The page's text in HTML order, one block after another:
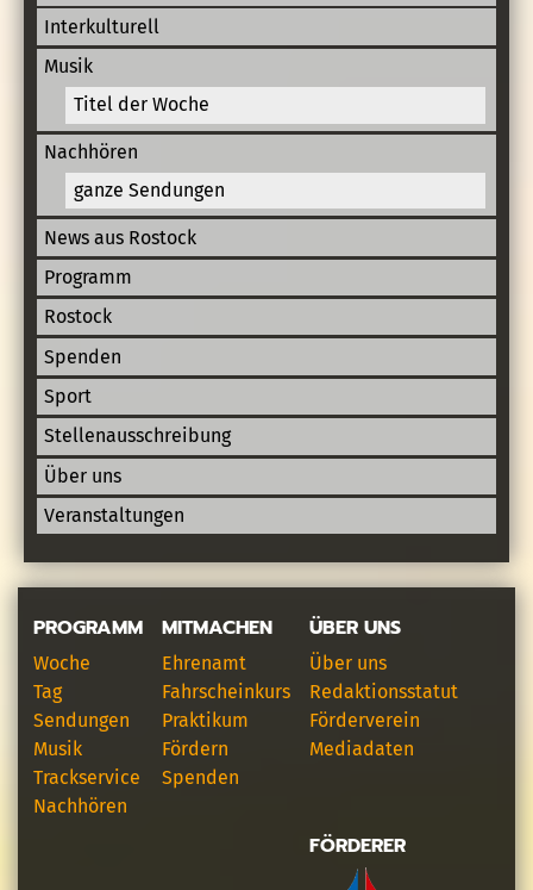
Interkulturell
Musik
Titel der Woche
Nachhören
ganze Sendungen
News aus Rostock
Programm
Rostock
Spenden
Sport
Stellenausschreibung
Über uns
Veranstaltungen
PROGRAMM
Woche
Tag
Sendungen
Musik
Trackservice
Nachhören
MITMACHEN
Ehrenamt
Fahrscheinkurs
Praktikum
Fördern
Spenden
ÜBER UNS
Über uns
Redaktionsstatut
Förderverein
Mediadaten
FÖRDERER